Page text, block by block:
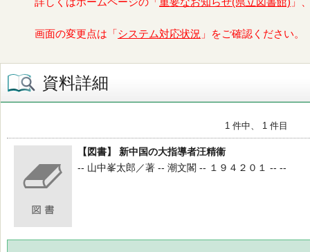
画面の変更点は「 システム対応状況 」をご確認ください。
資料詳細
1 件中、 1 件目
【図書】 新中国の大指導者汪精衞
-- 山中峯太郎／著 -- 潮文閣 -- １９４２０１ -- --